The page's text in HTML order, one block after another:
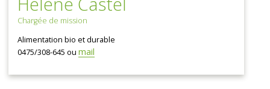
Chargée de mission
Alimentation bio et durable
0475/308-645 ou mail